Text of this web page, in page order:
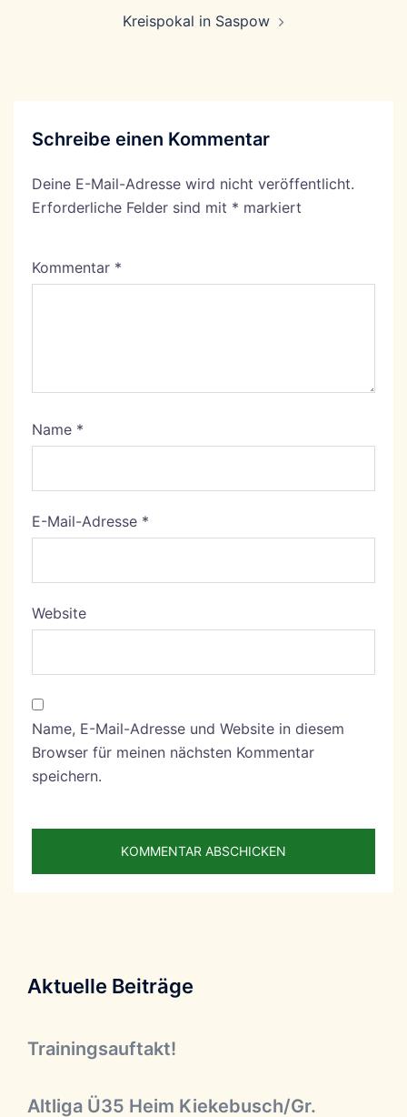
Kreispokal in Saspow
Schreibe einen Kommentar
Deine E-Mail-Adresse wird nicht veröffentlicht.
Erforderliche Felder sind mit * markiert
Kommentar *
Name *
E-Mail-Adresse *
Website
Name, E-Mail-Adresse und Website in diesem
Browser für meinen nächsten Kommentar
speichern.
Aktuelle Beiträge
Trainingsauftakt!
Altliga Ü35 Heim Kiekebusch/Gr.